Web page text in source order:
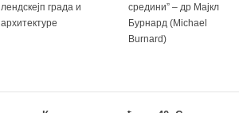
лендскејп града и
архитектуре
средини” – др Мајкл
Бурнард (Michael
Burnard)